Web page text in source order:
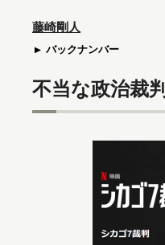
藤崎剛人
バックナンバー
不当な政治裁判